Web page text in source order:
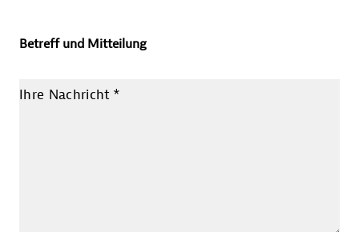
Betreff und Mitteilung
Ihre Nachricht *